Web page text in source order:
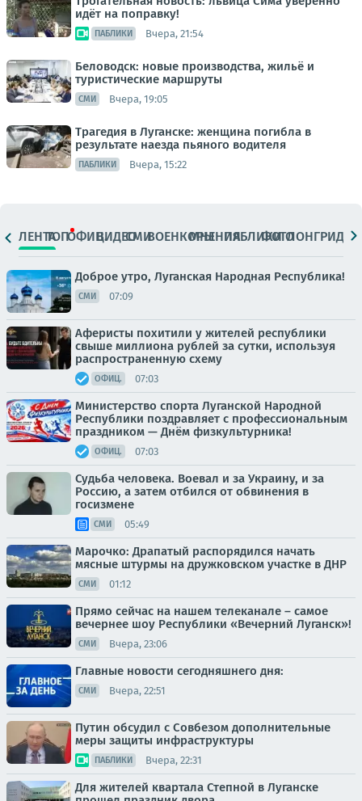
идёт на поправку!
ПАБЛИКИ Вчера, 21:54
Беловодск: новые производства, жильё и
туристические маршруты
СМИ Вчера, 19:05
Трагедия в Луганске: женщина погибла в
результате наезда пьяного водителя
ПАБЛИКИ Вчера, 15:22
ЛЕНТАТОПОФИЦ.ВИДЕОСМИВОЕНКОРЫМНЕНИЯПАБЛИКИ
ФОТОЛОНГРИДЫ
Доброе утро, Луганская Народная Республика!
СМИ 07:09
Аферисты похитили у жителей республики
свыше миллиона рублей за сутки, используя
распространенную схему
ОФИЦ. 07:03
Министерство спорта Луганской Народной
Республики поздравляет с профессиональным
праздником — Днём физкультурника!
ОФИЦ. 07:03
Судьба человека. Воевал и за Украину, и за
Россию, а затем отбился от обвинения в
госизмене
СМИ 05:49
Марочко: Драпатый распорядился начать
мясные штурмы на дружковском участке в ДНР
СМИ 01:12
Прямо сейчас на нашем телеканале – самое
вечернее шоу Республики «Вечерний Луганск»!
СМИ Вчера, 23:06
Главные новости сегодняшнего дня:
СМИ Вчера, 22:51
Путин обсудил с Совбезом дополнительные
меры защиты инфраструктуры
ПАБЛИКИ Вчера, 22:31
Для жителей квартала Степной в Луганске